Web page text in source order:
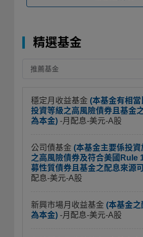
精選基金
穩定月收益基金 (本基金有相
投資等級之高風險債券且基金
為本金) -月配息-美元-A股
公司債基金 (本基金主要係投
之高風險債券及符合美國Rule
募性質債券且基金之配息來源
配息-美元-A股
新興市場月收益基金 (本基金之
為本金) -月配息-美元-A股